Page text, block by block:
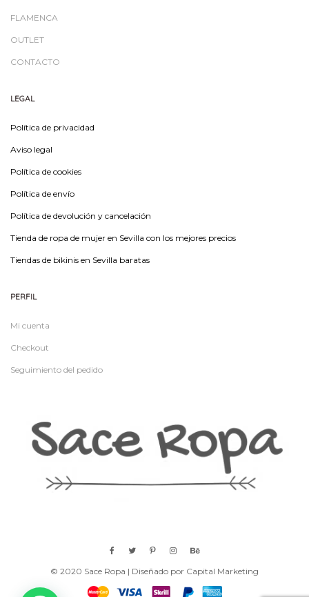
FLAMENCA
OUTLET
CONTACTO
LEGAL
Política de privacidad
Aviso legal
Política de cookies
Política de envío
Política de devolución y cancelación
Tienda de ropa de mujer en Sevilla con los mejores precios
Tiendas de bikinis en Sevilla baratas
PERFIL
Mi cuenta
Checkout
Seguimiento del pedido
© 2020 Sace Ropa | Diseñado por Capital Marketing